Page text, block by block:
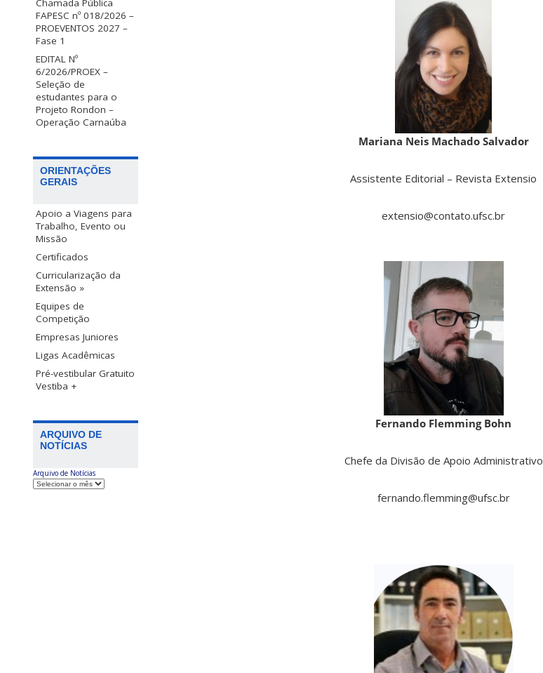
Chamada Pública
FAPESC nº 018/2026 –
PROEVENTOS 2027 –
Fase 1
EDITAL Nº
6/2026/PROEX –
Seleção de
estudantes para o
Projeto Rondon –
Operação Carnaúba
ORIENTAÇÕES
GERAIS
Apoio a Viagens para
Trabalho, Evento ou
Missão
Certificados
Curricularização da
Extensão »
Equipes de
Competição
Empresas Juniores
Ligas Acadêmicas
Pré-vestibular Gratuito
Vestiba +
ARQUIVO DE
NOTÍCIAS
Arquivo de Notícias
Mariana Neis Machado Salvador
Assistente Editorial – Revista Extensio
extensio@contato.ufsc.br
Fernando Flemming Bohn
Chefe da Divisão de Apoio Administrativo
fernando.flemming@ufsc.br